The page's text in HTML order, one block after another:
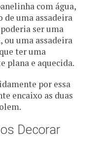
com água,
de uma assadeira
ser uma
ou uma assadeira
ter uma
plana e aquecida.
por essa
encaixo as duas
Decorar